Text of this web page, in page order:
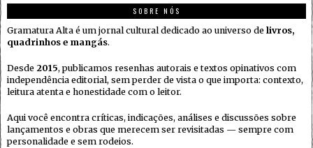
SOBRE NÓS
Gramatura Alta é um jornal cultural dedicado ao universo de livros,
quadrinhos e mangás.
Desde 2015, publicamos resenhas autorais e textos opinativos com
independência editorial, sem perder de vista o que importa: contexto,
leitura atenta e honestidade com o leitor.
Aqui você encontra críticas, indicações, análises e discussões sobre
lançamentos e obras que merecem ser revisitadas — sempre com
personalidade e sem rodeios.